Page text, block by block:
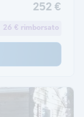
252 €
26 € rimborsato